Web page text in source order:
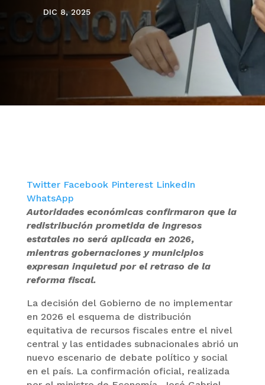
DIC 8, 2025
Twitter Facebook Pinterest LinkedIn
WhatsApp
Autoridades económicas confirmaron que la
redistribución prometida de ingresos
estatales no será aplicada en 2026,
mientras gobernaciones y municipios
expresan inquietud por el retraso de la
reforma fiscal.
La decisión del Gobierno de no implementar
en 2026 el esquema de distribución
equitativa de recursos fiscales entre el nivel
central y las entidades subnacionales abrió un
nuevo escenario de debate político y social
en el país. La confirmación oficial, realizada